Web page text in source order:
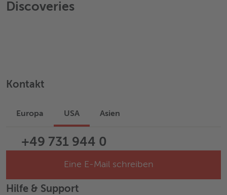
Discoveries
Kontakt
Europa USA Asien
+49 731 944 0
Eine E-Mail schreiben
Hilfe & Support